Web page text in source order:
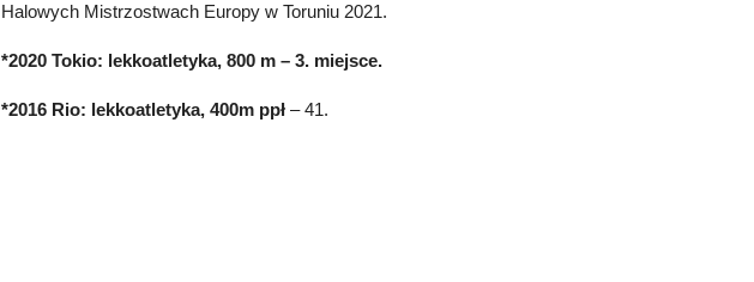
Halowych Mistrzostwach Europy w Toruniu 2021.
*2020 Tokio: lekkoatletyka, 800 m – 3. miejsce.
*2016 Rio: lekkoatletyka, 400m ppł – 41.